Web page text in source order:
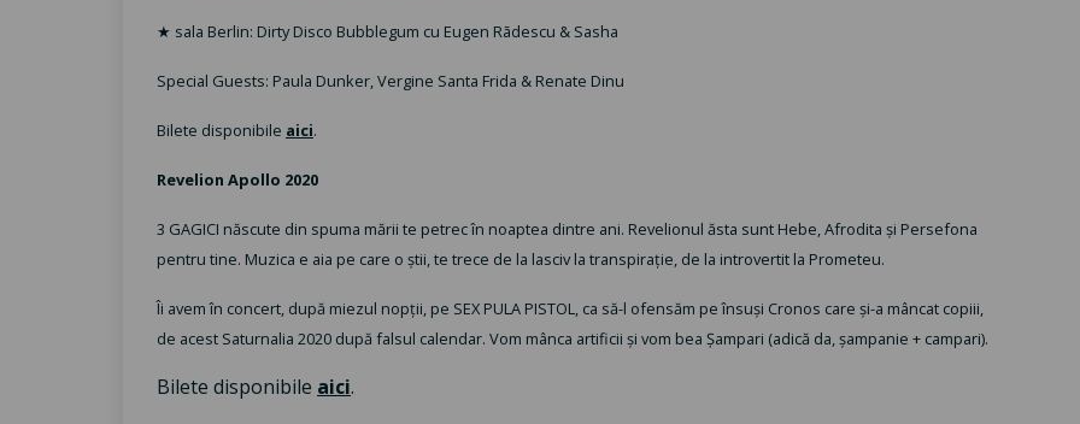
★ sala Berlin: Dirty Disco Bubblegum cu Eugen Rãdescu & Sasha
Special Guests: Paula Dunker, Vergine Santa Frida & Renate Dinu
Bilete disponibile aici.
Revelion Apollo 2020
3 GAGICI născute din spuma mării te petrec în noaptea dintre ani. Revelionul ăsta sunt Hebe, Afrodita și Persefona
pentru tine. Muzica e aia pe care o știi, te trece de la lasciv la transpirație, de la introvertit la Prometeu.
Îi avem în concert, după miezul nopții, pe SEX PULA PISTOL, ca să-l ofensăm pe însuși Cronos care și-a mâncat copiii,
de acest Saturnalia 2020 după falsul calendar. Vom mânca artificii și vom bea Șampari (adică da, șampanie + campari).
Bilete disponibile aici.